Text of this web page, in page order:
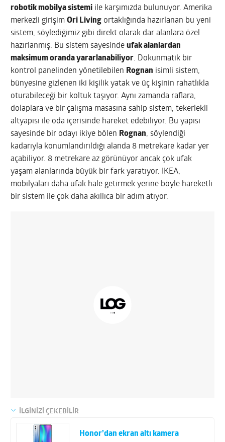
robotik mobilya sistemi ile karşımızda bulunuyor. Amerika
merkezli girişimOri Living ortaklığında hazırlanan bu yeni
sistem, söylediğimiz gibi direkt olarak dar alanlara özel
hazırlanmış. Bu sistem sayesindeufak alanlardan
maksimum oranda yararlanabiliyor. Dokunmatik bir
kontrol panelinden yönetilebilen Rognan isimli sistem,
bünyesine gizlenen iki kişilik yatak ve üç kişinin rahatlıkla
oturabileceği bir koltuk taşıyor. Aynı zamanda raflara,
dolaplara ve bir çalışma masasına sahip sistem, tekerlekli
altyapısı ile oda içerisinde hareket edebiliyor. Bu yapısı
sayesinde bir odayı ikiye bölen Rognan, söylendiği
kadarıyla konumlandırıldığı alanda 8 metrekare kadar yer
açabiliyor. 8 metrekare az görünüyor ancak çok ufak
yaşam alanlarında büyük bir fark yaratıyor. IKEA,
mobilyaları daha ufak hale getirmek yerine böyle hareketli
bir sistem ile çok daha akıllıca bir adım atıyor.
İLGİNİZİ ÇEKEBİLİR
Honor’dan ekran altı kamera